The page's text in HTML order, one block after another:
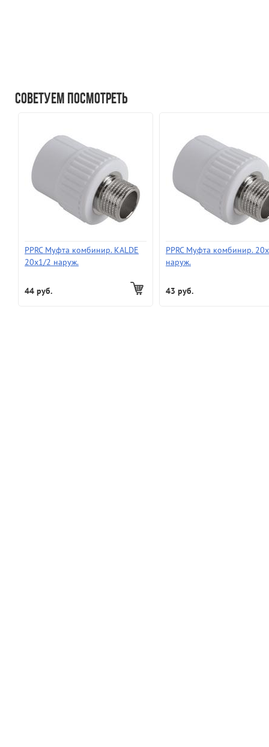
Советуем посмотреть
PPRC Муфта комбинир. KALDE
20х1/2 наруж.
44 руб.
PPRC Муфта комбинир.
наруж.
43 руб.